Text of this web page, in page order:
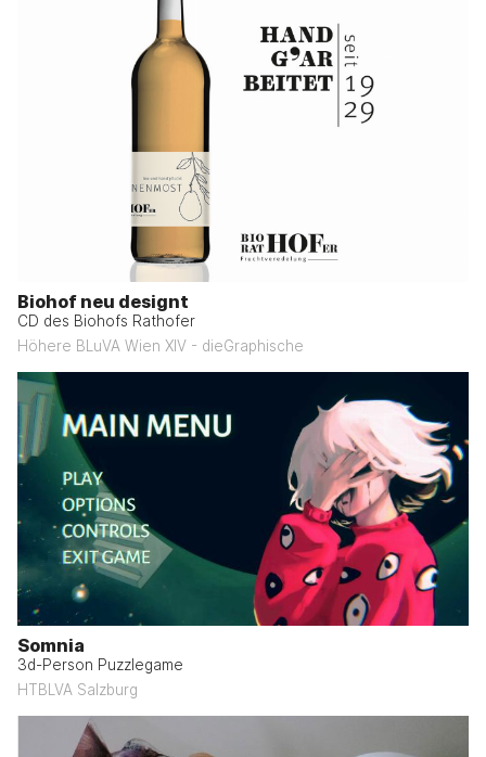
Biohof neu designt
CD des Biohofs Rathofer
Höhere BLuVA Wien XIV - dieGraphische
Somnia
3d-Person Puzzlegame
HTBLVA Salzburg